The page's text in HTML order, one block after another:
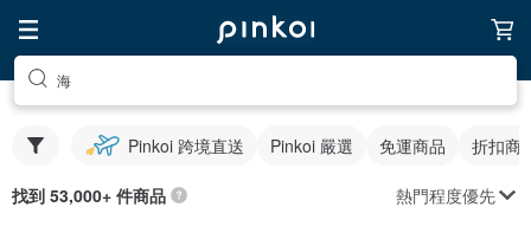
海
Pinkoi 跨境直送 Pinkoi 嚴選 免運商品 折扣商
找到 53,000+ 件商品 熱門程度優先